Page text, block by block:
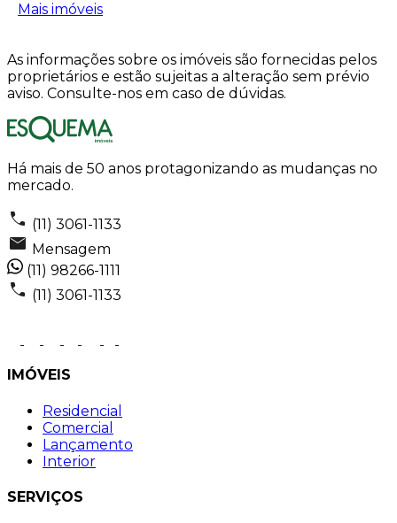
Mais imóveis
As informações sobre os imóveis são fornecidas pelos
proprietários e estão sujeitas a alteração sem prévio
aviso. Consulte-nos em caso de dúvidas.
Há mais de 50 anos protagonizando as mudanças no
mercado.
(11) 3061-1133
Mensagem
(11) 98266-1111
(11) 3061-1133
IMÓVEIS
Residencial
Comercial
Lançamento
Interior
SERVIÇOS